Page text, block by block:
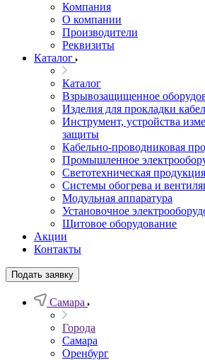
Компания
О компании
Производители
Реквизиты
Каталог
Каталог
Взрывозащищенное
Изделия для прокладки
Инструмент, устройства
защиты
Кабельно-проводниковая
Промышленное
Светотехническая продукция
Системы обогрева и
Модульная аппаратура
Установочное
Щитовое оборудование
Акции
Контакты
Подать заявку
Самара
Города
Самара
Оренбург